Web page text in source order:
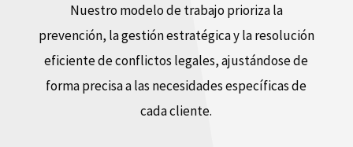
Nuestro modelo de trabajo prioriza la
prevención, la gestión estratégica y la resolución
eficiente de conflictos legales, ajustándose de
forma precisa a las necesidades específicas de
cada cliente.